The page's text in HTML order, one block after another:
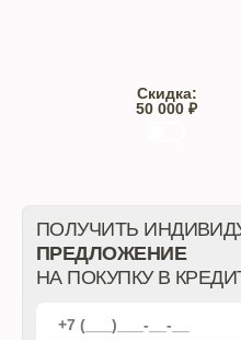
Скидка:
50 000 ₽
ПОЛУЧИТЬ
ПРЕДЛОЖЕНИЕ
НА ПОКУПКУ В